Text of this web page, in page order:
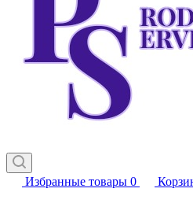
Избранные товары 0